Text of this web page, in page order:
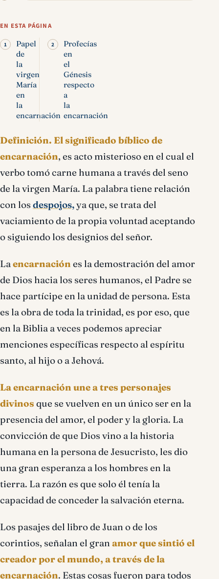
EN ESTA PÁGINA
Papel
de
la
virgen
María
en
la
encarnación
Profecías
en
el
Génesis
respecto
a
la
encarnación
Definición. El significado bíblico de
encarnación, es acto misterioso en el cual el
verbo tomó carne humana a través del seno
de la virgen María. La palabra tiene relación
con los despojos,ya que, se trata del
vaciamiento de la propia voluntad aceptando
o siguiendo los designios del señor.
Laencarnación es la demostración del amor
de Dios hacia los seres humanos, el Padre se
hace partícipe en la unidad de persona. Esta
es la obra de toda la trinidad, es por eso, que
en la Biblia a veces podemos apreciar
menciones específicas respecto al espíritu
santo, al hijo o a Jehová.
La encarnación une a tres personajes
divinos que se vuelven en un único ser en la
presencia del amor, el poder y la gloria. La
convicción de que Dios vino a la historia
humana en la persona de Jesucristo, les dio
una gran esperanza a los hombres en la
tierra. La razón es que solo él tenía la
capacidad de conceder la salvación eterna.
Los pasajes del libro de Juan o de los
corintios, señalan el gran amor que sintió el
creador por el mundo, a través de la
encarnación. Estas cosas fueron para todos